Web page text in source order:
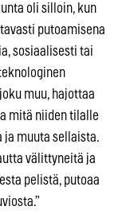
oli silloin, kun
putoamisena
sosiaalisesti tai
muu, hajottaa
mitä niiden tilalle
muuta sellaista.
välittyneitä ja
pelistä, putoaa